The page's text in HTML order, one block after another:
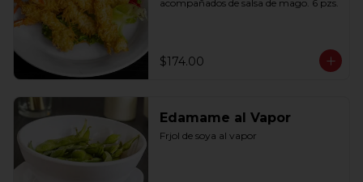
acompañados de salsa de mago. 6 pzs.
$174.00
Edamame al Vapor
Frjol de soya al vapor